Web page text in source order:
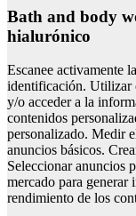
Bath and body
hialurónico
Escanee activamente
identificación. Utilizar
y/o acceder a la
contenidos
personalizado. Medir
anuncios básicos.
Seleccionar anuncios
mercado para
rendimiento de los